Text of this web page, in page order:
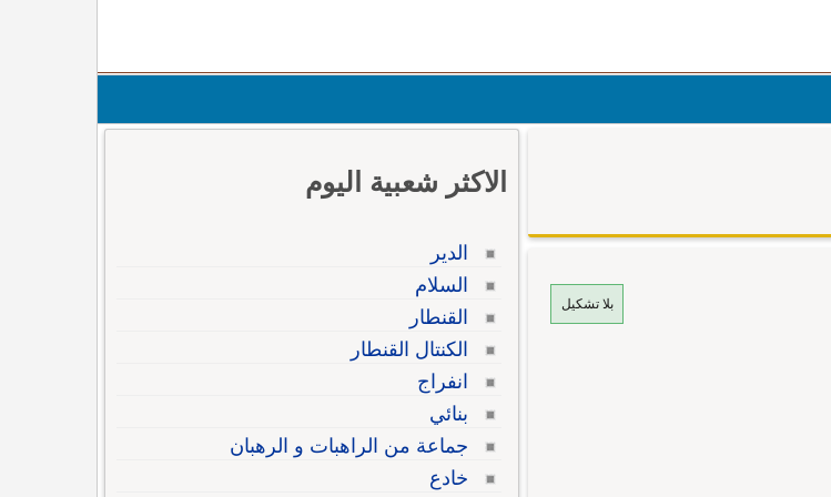
بلا تشكيل
الاكثر شعبية اليوم
الدير
السلام
القنطار
الكنتال القنطار
انفراج
بنائي
جماعة من الراهبات و الرهبان
خادع